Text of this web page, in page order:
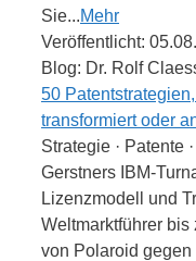
Sie...Mehr
Veröffentlicht:
Blog: Dr. Rolf
50
transformiert oder
Strategie · Patente
Gerstners IBM-
Lizenzmodell und
Weltmarktführer bis
von Polaroid